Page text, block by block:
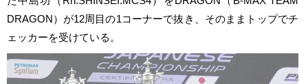
DRAGON）が12周目の1コーナーで抜き、そのままトップでチ
ェッカーを受けている。